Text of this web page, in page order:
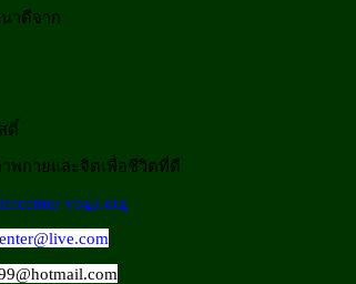
าดีจาก
ดิ์
พกายและจิตเพื่อชีวิตที่ดี
yoga.org